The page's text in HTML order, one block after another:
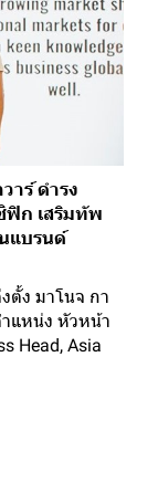
าร์ ดำรง
ฟิก เสริมทัพ
แบรนด์
ตั้ง มาโนจ กา
ำแหน่ง หัวหน้า
Head, Asia